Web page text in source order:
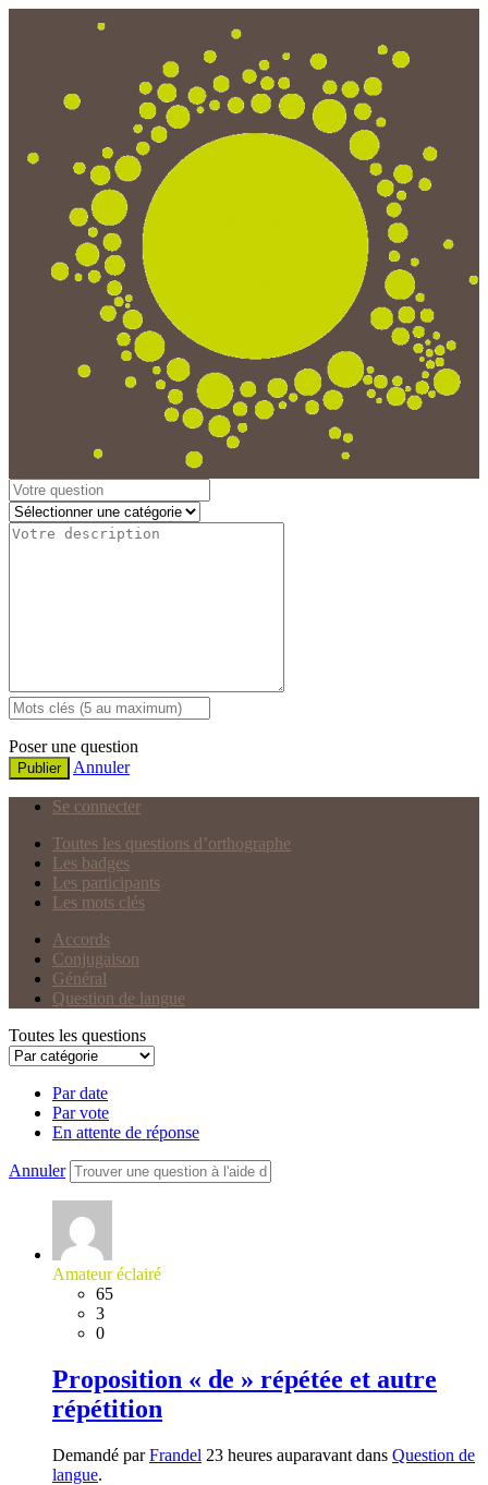
Poser une question
Publier Annuler
Se connecter
Toutes les questions d’orthographe
Les badges
Les participants
Les mots clés
Accords
Conjugaison
Général
Question de langue
Toutes les questions
Par date
Par vote
En attente de réponse
Annuler
Amateur éclairé
65
3
0
Proposition « de » répétée et autre
répétition
Demandé parFrandel 23 heures auparavant dans Question de
langue.